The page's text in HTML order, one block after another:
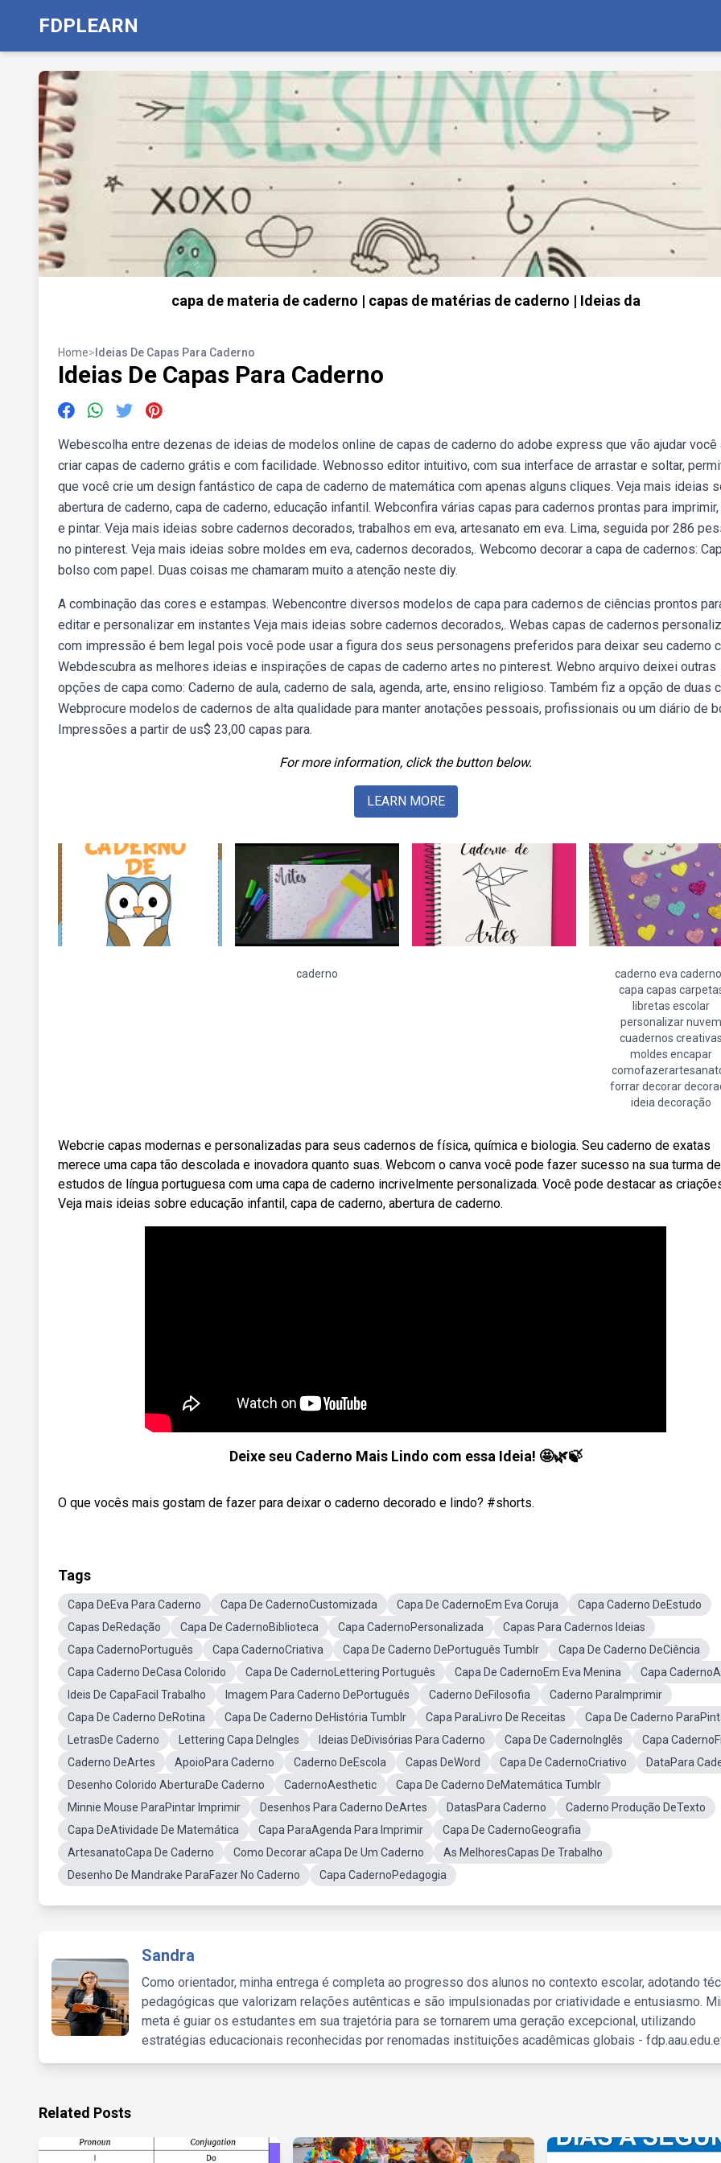
FDPLEARN
capa de materia de caderno | capas de matérias de caderno | Ideias da
Home> Ideias De Capas Para Caderno
Ideias De Capas Para Caderno
Webescolha entre dezenas de ideias de modelos online de capas de caderno do adobe express que vão ajudar você
criar capas de caderno grátis e com facilidade. Webnosso editor intuitivo, com sua interface de arrastar e soltar,
que você crie um design fantástico de capa de caderno de matemática com apenas alguns cliques. Veja mais ideias
abertura de caderno, capa de caderno, educação infantil. Webconfira várias capas para cadernos prontas para
e pintar. Veja mais ideias sobre cadernos decorados, trabalhos em eva, artesanato em eva. Lima, seguida por 286
no pinterest. Veja mais ideias sobre moldes em eva, cadernos decorados,. Webcomo decorar a capa de cadernos:
bolso com papel. Duas coisas me chamaram muito a atenção neste diy.
A combinação das cores e estampas. Webencontre diversos modelos de capa para cadernos de ciências prontos
editar e personalizar em instantes Veja mais ideias sobre cadernos decorados,. Webas capas de cadernos
com impressão é bem legal pois você pode usar a figura dos seus personagens preferidos para deixar seu caderno
Webdescubra as melhores ideias e inspirações de capas de caderno artes no pinterest. Webno arquivo deixei outras
opções de capa como: Caderno de aula, caderno de sala, agenda, arte, ensino religioso. Também fiz a opção de duas
Webprocure modelos de cadernos de alta qualidade para manter anotações pessoais, profissionais ou um diário de
Impressões a partir de us$ 23,00 capas para.
For more information, click the button below.
LEARN MORE
caderno
caderno eva
capa capas
libretas escolar
personalizar nuvem
cuadernos creativas
moldes encapar
forrar decorar
ideia decoração
Webcrie capas modernas e personalizadas para seus cadernos de física, química e biologia. Seu caderno de exatas
merece uma capa tão descolada e inovadora quanto suas. Webcom o canva você pode fazer sucesso na sua turma de
estudos de língua portuguesa com uma capa de caderno incrivelmente personalizada. Você pode destacar as
Veja mais ideias sobre educação infantil, capa de caderno, abertura de caderno.
Deixe seu Caderno Mais Lindo com essa Ideia! 🤩🌿🍃
O que vocês mais gostam de fazer para deixar o caderno decorado e lindo? #shorts.
Tags
Capa DeEva Para Caderno Capa De CadernoCustomizada Capa De CadernoEm Eva Coruja
Capa Caderno DeEstudo
Capas DeRedação
Capa De CadernoBiblioteca Capa CadernoPersonalizada
Capas Para Cadernos Ideias
Capa CadernoPortuguês
Capa CadernoCriativa Capa De Caderno DePortuguês Tumblr
Capa De Caderno DeCiência
Capa Caderno DeCasa Colorido
Capa De CadernoLettering Português Capa De CadernoEm Eva Menina
Capa
Ideis De CapaFacil Trabalho
Imagem Para Caderno DePortuguês Caderno DeFilosofia
Caderno ParaImprimir
Capa De Caderno DeRotina
Capa De Caderno DeHistória Tumblr Capa ParaLivro De Receitas
Capa De Caderno
LetrasDe Caderno
Lettering Capa DeIngles Ideias DeDivisórias Para Caderno Capa De CadernoInglês
Capa
Caderno DeArtes
ApoioPara Caderno Caderno DeEscola Capas DeWord Capa De CadernoCriativo
DataPara
Desenho Colorido AberturaDe Caderno
CadernoAesthetic
Capa De Caderno DeMatemática Tumblr
Minnie Mouse ParaPintar Imprimir
Desenhos Para Caderno DeArtes DatasPara Caderno
Caderno Produção DeTexto
Capa DeAtividade De Matemática
Capa ParaAgenda Para Imprimir
Capa De CadernoGeografia
ArtesanatoCapa De Caderno
Como Decorar aCapa De Um Caderno
As MelhoresCapas De Trabalho
Desenho De Mandrake ParaFazer No Caderno
Capa CadernoPedagogia
Sandra
Como orientador, minha entrega é completa ao progresso dos alunos no contexto escolar, adotando
pedagógicas que valorizam relações autênticas e são impulsionadas por criatividade e entusiasmo.
meta é guiar os estudantes em sua trajetória para se tornarem uma geração excepcional, utilizando
estratégias educacionais reconhecidas por renomadas instituições acadêmicas globais -
Related Posts